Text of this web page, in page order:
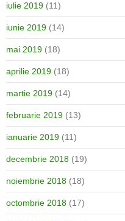
iulie 2019 (11)
iunie 2019 (14)
mai 2019 (18)
aprilie 2019 (18)
martie 2019 (14)
februarie 2019 (13)
ianuarie 2019 (11)
decembrie 2018 (19)
noiembrie 2018 (18)
octombrie 2018 (17)